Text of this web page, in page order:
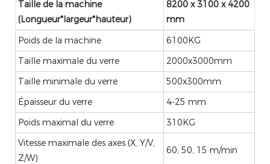
Taille de la machine
(Longueur*largeur*hauteur)
8200 x 3100 x 4200
mm
Poids de la machine
6100KG
Taille maximale du verre
2000x3000mm
Taille minimale du verre
500x300mm
Épaisseur du verre
4-25 mm
Poids maximal du verre
310KG
Vitesse maximale des axes (X, Y/V,
Z/W)
60, 50, 15 m/min